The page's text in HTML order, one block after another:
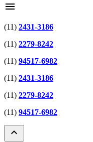
menu
(11) 2431-3186
(11) 2279-8242
(11) 94517-6982
(11) 2431-3186
(11) 2279-8242
(11) 94517-6982
expand_less